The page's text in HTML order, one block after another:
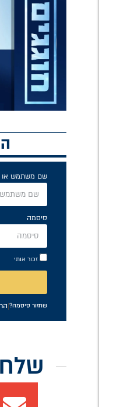
שם משתמש או
סיסמה
זכור אותי
שחזור סיסמה?|
שלח